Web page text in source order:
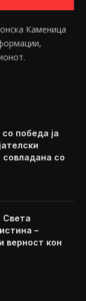
Каменица
победа ја
совладана со
Света
–
верност кон